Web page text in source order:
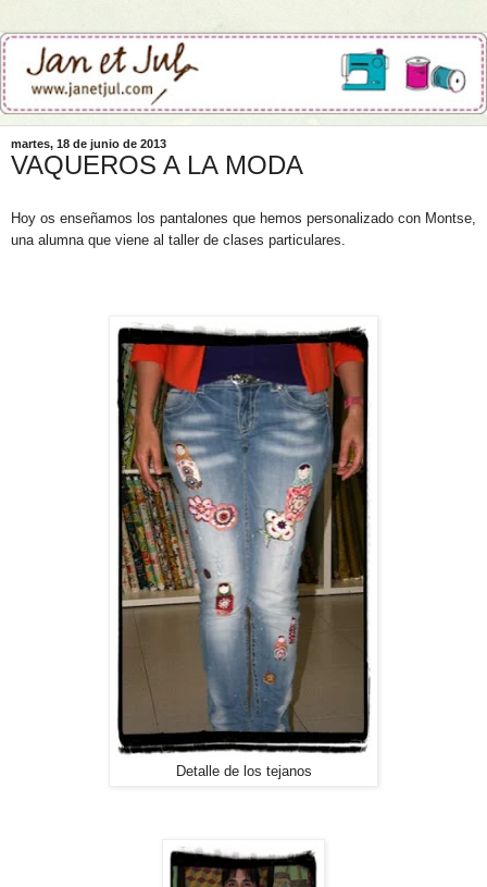
martes, 18 de junio de 2013
VAQUEROS A LA MODA
Hoy os enseñamos los pantalones que hemos personalizado con Montse,
una alumna que viene al taller de clases particulares.
Detalle de los tejanos